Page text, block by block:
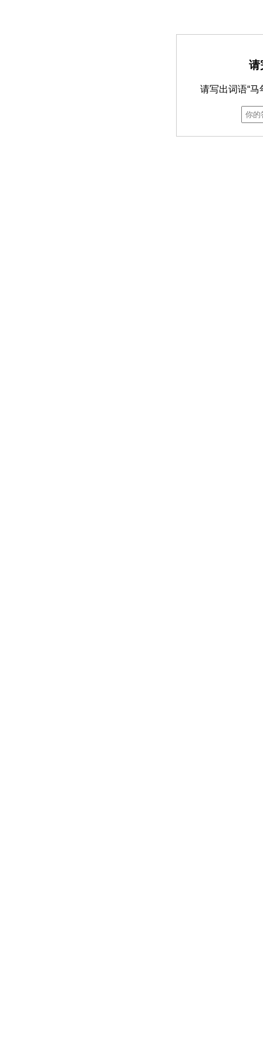
请
请写出词语“